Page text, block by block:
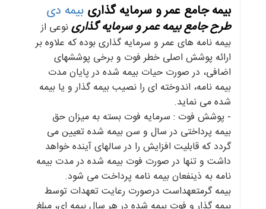
بیمه جامع عمر و سرمایه گذاری بیمه دی
طرح جامع بیمه عمر و سرمایه گذارینوعی از
بیمه نامه های عمر و سرمایه گذاری بوده که علاوه بر
ارائه پوشش اصلی خطر فوت و برخی پوششهای
اضافی، در صورت حیات بیمه شده در پایان مدت
بیمه نامه، اندوخته ای را نصیب بیمه گذار و یا بیمه
شده می نماید.
- پوشش فوت : سرمایه فوت بسته به میزان حق
بیمه پرداختی در سال و سن بیمه شده تعیین می
گردد که قابلیت افزایش را در سالهای آینده خواهد
داشت و تنها در صورت فوت بیمه شده در مدت بیمه
نامه به ذینفعان بیمه نامه پرداخت می شود.
بیمه گرمتعهداست درصورت رعایت تعهدات توسط